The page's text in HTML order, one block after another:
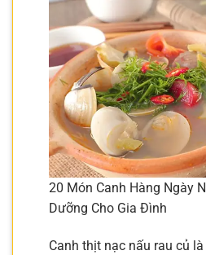
20 Món Canh Hàng Ngày
Dưỡng Cho Gia Đình
Canh thịt nạc nấu rau củ